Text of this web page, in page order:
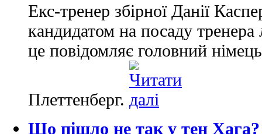
Екс-тренер збірної Данії
кандидатом на посаду
це повідомляє головний
Плеттенберг.
Що пішло не так у тен